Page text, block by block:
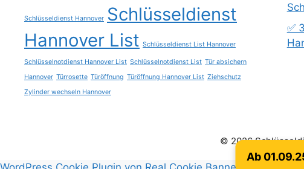
Schlüsseldienst Hannover Schlüsseldienst
Hannover List Schlüsseldienst List Hannover
Schlüsselnotdienst Hannover List Schlüsselnotdienst List Tür absichern
Hannover Türrosette Türöffnung Türöffnung Hannover List Ziehschutz
Zylinder wechseln Hannover
✅
© 2026
Ab